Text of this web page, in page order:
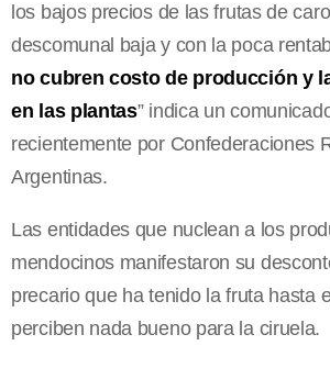
los bajos precios de las frutas de
descomunal baja y con la poca
no cubren costo de producción y
en las plantas” indica un
recientemente por Confederaciones
Argentinas.
Las entidades que nuclean a los
mendocinos manifestaron su
precario que ha tenido la fruta hasta
perciben nada bueno para la ciruela.